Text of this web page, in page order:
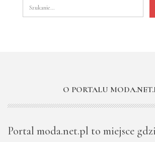
O PORTALU
Portal moda.net.pl to miejsce